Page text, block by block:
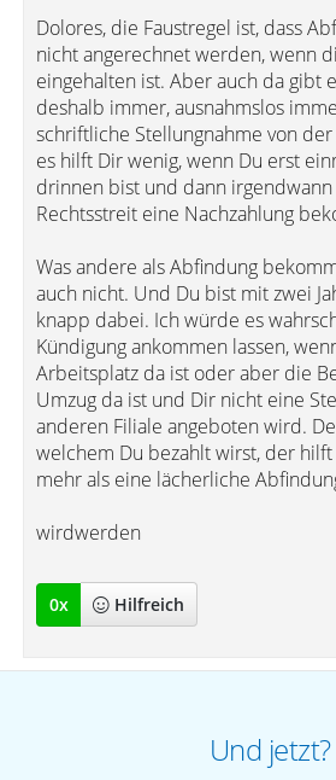
Dolores, die Faustregel ist, dass
nicht angerechnet werden, wenn
eingehalten ist. Aber auch da gibt
deshalb immer, ausnahmslos
schriftliche Stellungnahme von
es hilft Dir wenig, wenn Du erst
drinnen bist und dann irgendwann
Rechtsstreit eine Nachzahlung
Was andere als Abfindung
auch nicht. Und Du bist mit zwei
knapp dabei. Ich würde es
Kündigung ankommen lassen,
Arbeitsplatz da ist oder aber die
Umzug da ist und Dir nicht eine
anderen Filiale angeboten wird.
welchem Du bezahlt wirst, der
mehr als eine lächerliche
wirdwerden
0x Hilfreich
Und jetzt?